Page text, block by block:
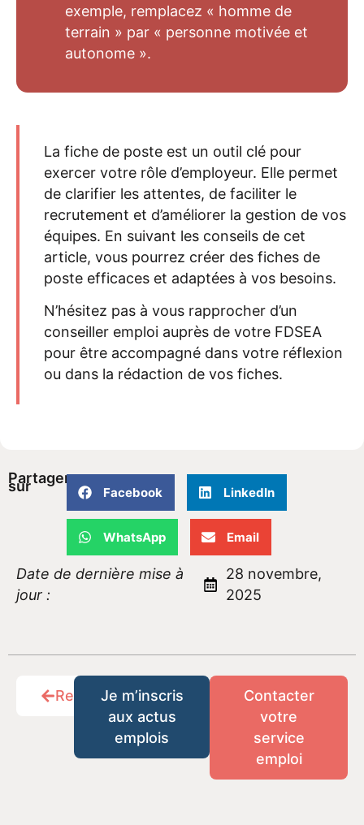
exemple, remplacez « homme de
terrain » par « personne motivée et
autonome ».
La fiche de poste est un outil clé pour
exercer votre rôle d’employeur. Elle permet
de clarifier les attentes, de faciliter le
recrutement et d’améliorer la gestion de vos
équipes. En suivant les conseils de cet
article, vous pourrez créer des fiches de
poste efficaces et adaptées à vos besoins.
N’hésitez pas à vous rapprocher d’un
conseiller emploi auprès de votre FDSEA
pour être accompagné dans votre réflexion
ou dans la rédaction de vos fiches.
Partager
sur Facebook LinkedIn
WhatsApp Email
Date de dernière mise à
jour :
28 novembre,
2025
RetourJe m’inscris
aux actus
emplois
Contacter
votre
service
emploi